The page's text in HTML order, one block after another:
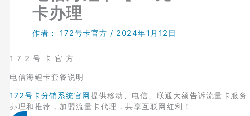
卡办理
作者： 172号卡官方 / 2024年1月12日
1 7 2 号 卡 官 方
电信海鲤卡套餐说明
172号卡分销系统官网提供移动、电信、联通大额告诉流量卡服
办理和推荐，加盟流量卡代理，共享互联网红利！